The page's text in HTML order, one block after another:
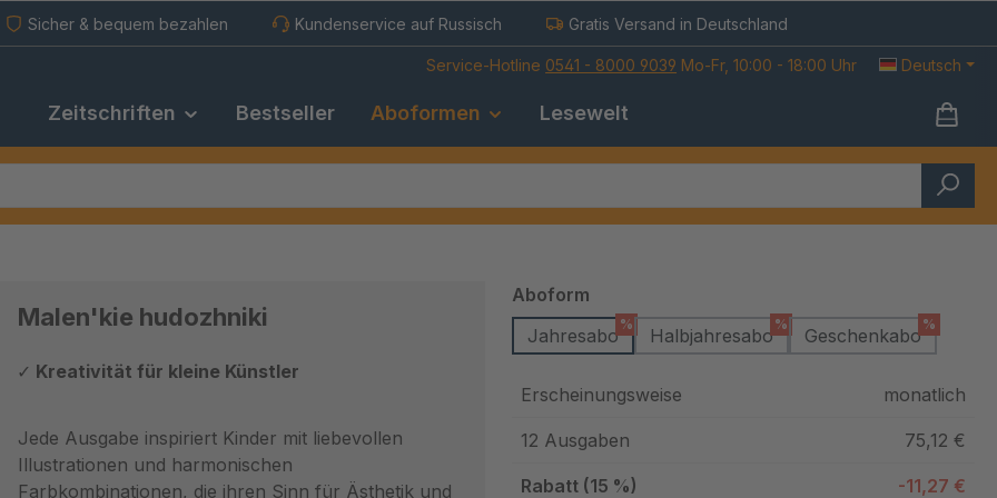
Sicher & bequem bezahlen Kundenservice auf Russisch Gratis Versand in Deutschland
Service-Hotline 0541 - 8000 9039 Mo-Fr, 10:00 - 18:00 Uhr Deutsch
Zeitschriften Bestseller Aboformen Lesewelt
Malen'kie hudozhniki
Kreativität für kleine Künstler
Jede Ausgabe inspiriert Kinder mit liebevollen
Illustrationen und harmonischen
Farbkombinationen, die ihren Sinn für Ästhetik und
Aboform
Jahresabo
%
Halbjahresabo
%
Geschenkabo
%
Erscheinungsweise monatlich
12 Ausgaben 75,12 €
Rabatt (15 %) -11,27 €